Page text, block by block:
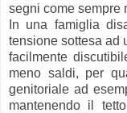
segni come sempre
In una famiglia
tensione sottesa ad
facilmente
meno saldi, per
genitoriale ad
mantenendo il